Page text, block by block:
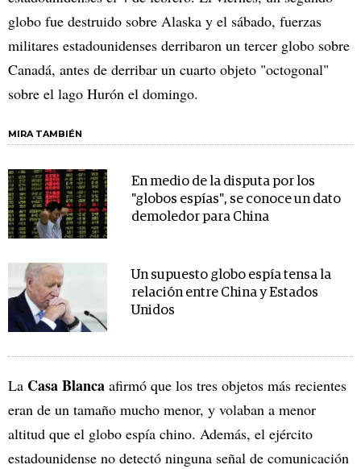
globo fue destruido sobre Alaska y el sábado, fuerzas
militares estadounidenses derribaron un tercer globo sobre
Canadá, antes de derribar un cuarto objeto "octogonal"
sobre el lago Hurón el domingo.
MIRA TAMBIÉN
En medio de la disputa por los
"globos espías", se conoce un dato
demoledor para China
Un supuesto globo espía tensa la
relación entre China y Estados
Unidos
La Casa Blanca afirmó que los tres objetos más recientes
eran de un tamaño mucho menor, y volaban a menor
altitud que el globo espía chino. Además, el ejército
estadounidense no detectó ninguna señal de comunicación